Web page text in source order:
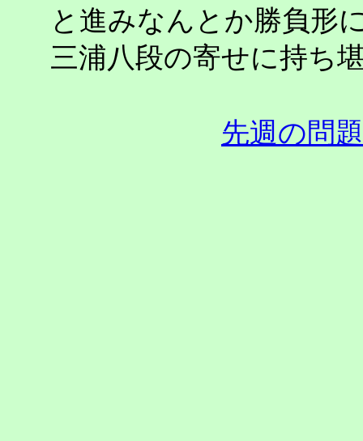
と進みなんとか勝負形
三浦八段の寄せに持ち
先週の問